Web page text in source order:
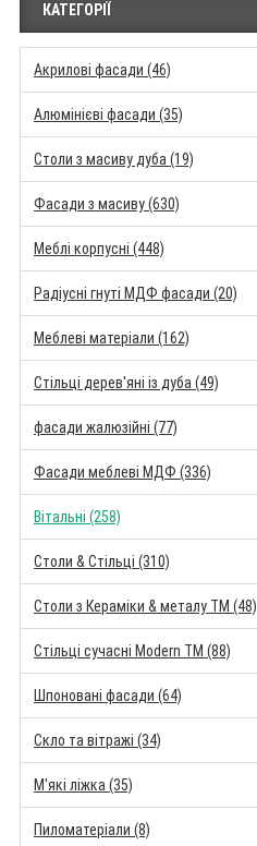
КАТЕГОРІЇ
Акрилові фасади (46)
Алюмінієві фасади (35)
Столи з масиву дуба (19)
Фасади з масиву (630)
Меблі корпусні (448)
Радіусні гнуті МДФ фасади (20)
Меблеві матеріали (162)
Стільці дерев'яні із дуба (49)
фасади жалюзійні (77)
Фасади меблеві МДФ (336)
Вітальні (258)
Столи & Стільці (310)
Столи з Кераміки & металу TM (48)
Стільці сучасні Modern TM (88)
Шпоновані фасади (64)
Скло та вітражі (34)
М'які ліжка (35)
Пиломатеріали (8)